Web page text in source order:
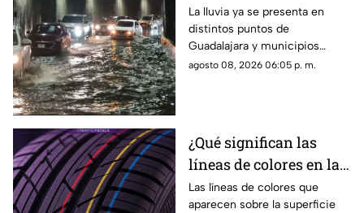
Guadalajara deja
fuertes vientos y
amenaza de granizo
La lluvia ya se presenta en
distintos puntos de
Guadalajara y municipios
cercanos, con fuertes vientos,
agosto 08, 2026 06:05 p. m.
¿Qué significan las
líneas de colores en las
llantas nuevas?
Las líneas de colores que
aparecen sobre la superficie